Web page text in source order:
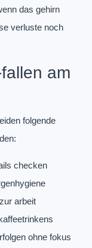
das gehirn
verluste noch
am
folgende
checken
arbeit
ohne fokus